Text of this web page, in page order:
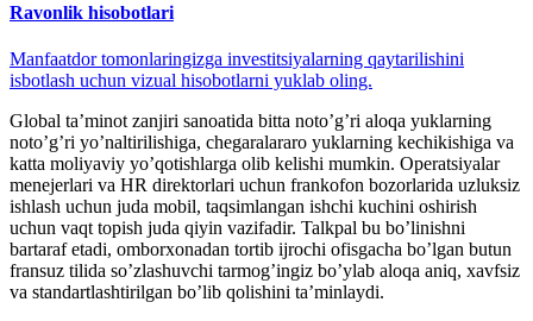
Ravonlik hisobotlari
Manfaatdor tomonlaringizga investitsiyalarning qaytarilishini
isbotlash uchun vizual hisobotlarni yuklab oling.
Global ta’minot zanjiri sanoatida bitta noto’g’ri aloqa yuklarning
noto’g’ri yo’naltirilishiga, chegaralararo yuklarning kechikishiga va
katta moliyaviy yo’qotishlarga olib kelishi mumkin. Operatsiyalar
menejerlari va HR direktorlari uchun frankofon bozorlarida uzluksiz
ishlash uchun juda mobil, taqsimlangan ishchi kuchini oshirish
uchun vaqt topish juda qiyin vazifadir. Talkpal bu bo’linishni
bartaraf etadi, omborxonadan tortib ijrochi ofisgacha bo’lgan butun
fransuz tilida so’zlashuvchi tarmog’ingiz bo’ylab aloqa aniq, xavfsiz
va standartlashtirilgan bo’lib qolishini ta’minlaydi.